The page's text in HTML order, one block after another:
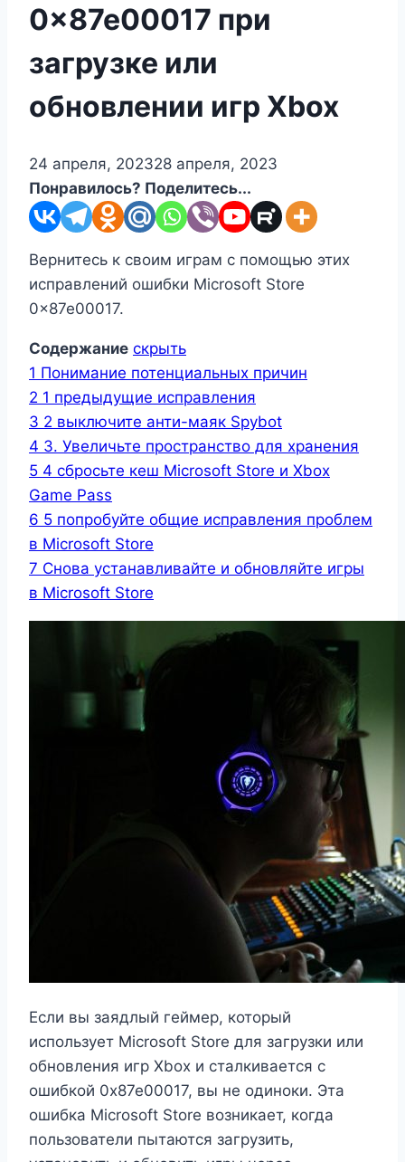
0x87e00017 при
загрузке или
обновлении игр Xbox
24 апреля, 202328 апреля, 2023
Понравилось? Поделитесь...
Вернитесь к своим играм с помощью этих
исправлений ошибки Microsoft Store
0x87e00017.
Содержание скрыть
1 Понимание потенциальных причин
2 1 предыдущие исправления
3 2 выключите анти-маяк Spybot
4 3. Увеличьте пространство для хранения
5 4 сбросьте кеш Microsoft Store и Xbox
Game Pass
6 5 попробуйте общие исправления проблем
в Microsoft Store
7 Снова устанавливайте и обновляйте игры
в Microsoft Store
Если вы заядлый геймер, который
использует Microsoft Store для загрузки или
обновления игр Xbox и сталкивается с
ошибкой 0x87e00017, вы не одиноки. Эта
ошибка Microsoft Store возникает, когда
пользователи пытаются загрузить,